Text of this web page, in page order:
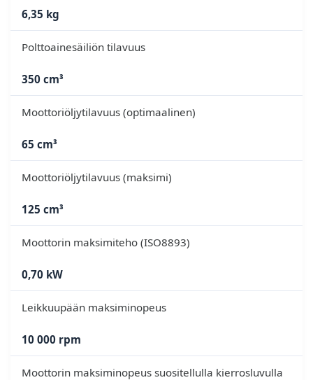
6,35 kg
Polttoainesäiliön tilavuus
350 cm³
Moottoriöljytilavuus (optimaalinen)
65 cm³
Moottoriöljytilavuus (maksimi)
125 cm³
Moottorin maksimiteho (ISO8893)
0,70 kW
Leikkuupään maksiminopeus
10 000 rpm
Moottorin maksiminopeus suositellulla kierrosluvulla